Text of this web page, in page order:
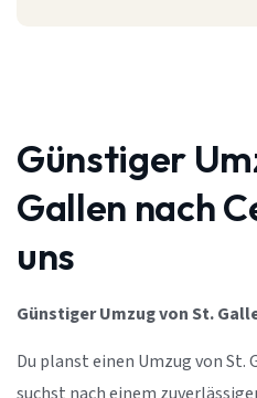
Günstiger
Gallen nach
uns
Günstiger Umzug von St.
Du planst einen Umzug von St.